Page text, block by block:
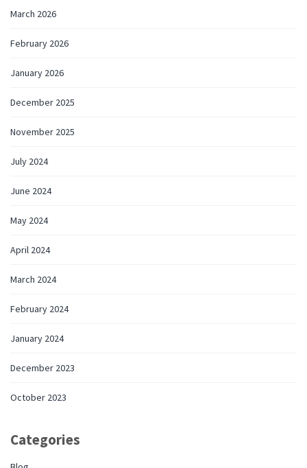
March 2026
February 2026
January 2026
December 2025
November 2025
July 2024
June 2024
May 2024
April 2024
March 2024
February 2024
January 2024
December 2023
October 2023
Categories